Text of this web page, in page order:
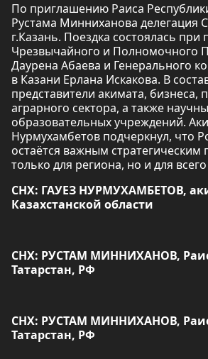
По приглашению Раиса
Рустама Минниханова делегация
г.Казань. Поездка состоялась при
Чрезвычайного и Полномочного
Даурена Абаева и Генерального
в Казани Ерлана Искакова. В
представители акимата,
аграрного сектора, а также
образовательных учреждений.
Нурмухамбетов подчеркнул, что
остаётся важным стратегическим
только для региона, но и для
СНХ: ГАУЕЗ НУРМУХАМБЕТОВ,
Казахстанской области
СНХ: РУСТАМ МИННИХАНОВ,
Татарстан, РФ
СНХ: РУСТАМ МИННИХАНОВ,
Татарстан, РФ